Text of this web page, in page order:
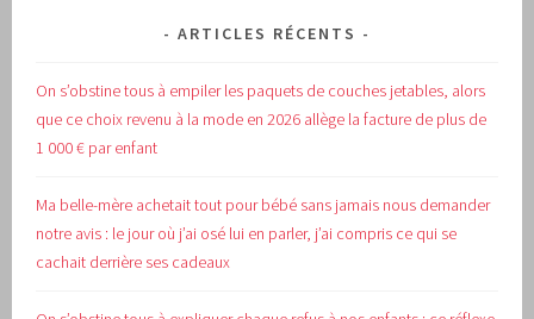
ARTICLES RÉCENTS
On s’obstine tous à empiler les paquets de couches jetables, alors
que ce choix revenu à la mode en 2026 allège la facture de plus de
1 000 € par enfant
Ma belle-mère achetait tout pour bébé sans jamais nous demander
notre avis : le jour où j’ai osé lui en parler, j’ai compris ce qui se
cachait derrière ses cadeaux